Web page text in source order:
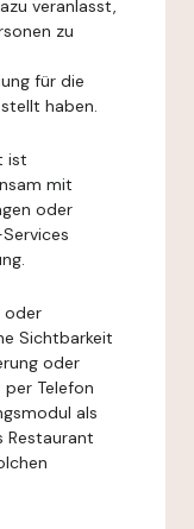
veranlasst,
zu
für die
haben.
ist
mit
oder
oder
Sichtbarkeit
oder
Telefon
als
Restaurant